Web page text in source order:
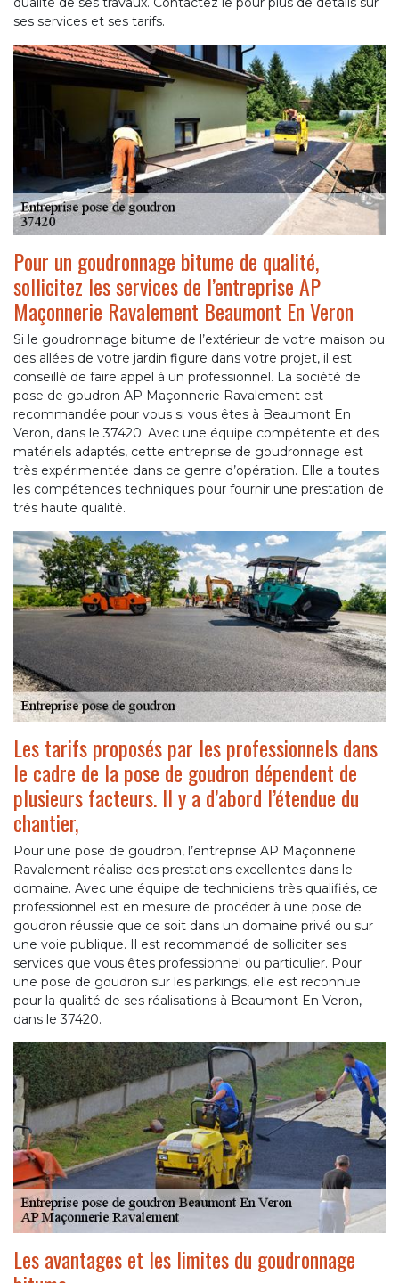
ses services et ses tarifs.
Pour un goudronnage bitume de qualité,
sollicitez les services de l’entreprise AP
Maçonnerie Ravalement Beaumont En Veron
Si le goudronnage bitume de l’extérieur de votre maison ou
des allées de votre jardin figure dans votre projet, il est
conseillé de faire appel à un professionnel. La société de
pose de goudron AP Maçonnerie Ravalement est
recommandée pour vous si vous êtes à Beaumont En
Veron, dans le 37420. Avec une équipe compétente et des
matériels adaptés, cette entreprise de goudronnage est
très expérimentée dans ce genre d’opération. Elle a toutes
les compétences techniques pour fournir une prestation de
très haute qualité.
Les tarifs proposés par les professionnels dans
le cadre de la pose de goudron dépendent de
plusieurs facteurs. Il y a d’abord l’étendue du
chantier,
Pour une pose de goudron, l’entreprise AP Maçonnerie
Ravalement réalise des prestations excellentes dans le
domaine. Avec une équipe de techniciens très qualifiés, ce
professionnel est en mesure de procéder à une pose de
goudron réussie que ce soit dans un domaine privé ou sur
une voie publique. Il est recommandé de solliciter ses
services que vous êtes professionnel ou particulier. Pour
une pose de goudron sur les parkings, elle est reconnue
pour la qualité de ses réalisations à Beaumont En Veron,
dans le 37420.
Les avantages et les limites du goudronnage